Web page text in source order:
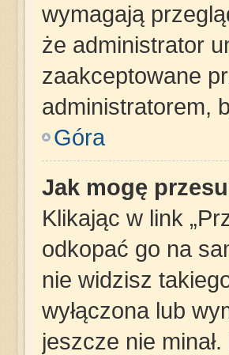
wymagają
że administrator
zaakceptowane
administratorem,
Góra
Jak mogę
Klikając w link
odkopać go na
nie widzisz
wyłączona lub
jeszcze nie